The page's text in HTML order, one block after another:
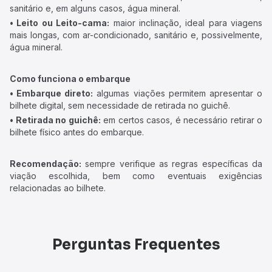
sanitário e, em alguns casos, água mineral.
• Leito ou Leito-cama: maior inclinação, ideal para viagens
mais longas, com ar-condicionado, sanitário e, possivelmente,
água mineral.
Como funciona o embarque
• Embarque direto: algumas viações permitem apresentar o
bilhete digital, sem necessidade de retirada no guichê.
• Retirada no guichê: em certos casos, é necessário retirar o
bilhete físico antes do embarque.
Recomendação: sempre verifique as regras específicas da
viação escolhida, bem como eventuais exigências
relacionadas ao bilhete.
Perguntas Frequentes